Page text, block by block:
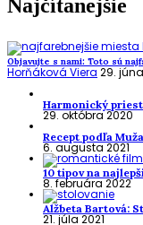
Najčítanejšie
Objavujte s nami: Toto sú
Horňáková Viera 29.
Harmonický
29. októbra 2020
Recept podľa
6. augusta 2021
10 tipov na
8. februára 2022
Alžbeta Bartová:
21. júla 2021